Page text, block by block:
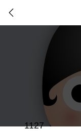
1127